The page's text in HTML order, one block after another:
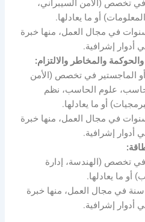
تخصص (الأمن السيبراني،
أو ما يعادلها.
لا تقل عن 9 سنوات في مجال العمل، منها خبرة
والمخاطر والالتزام:
الماجستير في تخصص (الأمن
علوم الحاسب، نظم
أو ما يعادلها.
لا تقل عن 9 سنوات في مجال العمل، منها خبرة
تخصص (الهندسة، إدارة
أو ما يعادلها.
– خبرة لا تقل عن 11 سنة في مجال العمل، منها خبرة